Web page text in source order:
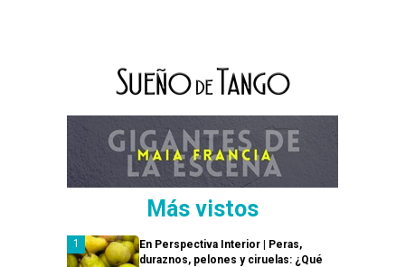
Más vistos
En Perspectiva Interior | Peras,
duraznos, pelones y ciruelas: ¿Qué